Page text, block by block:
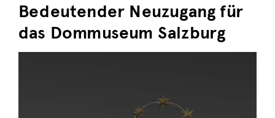
Bedeutender Neuzugang für
das Dommuseum Salzburg